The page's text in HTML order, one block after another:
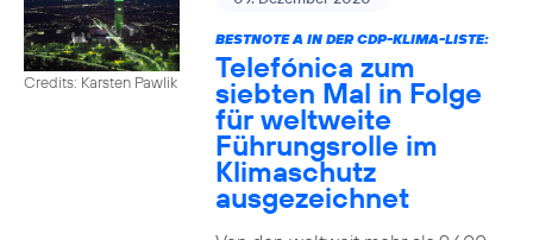
Credits: Karsten Pawlik
BESTNOTE A IN DER CDP-KLIMA-LISTE:
Telefónica zum
siebten Mal in Folge
für weltweite
Führungsrolle im
Klimaschutz
ausgezeichnet